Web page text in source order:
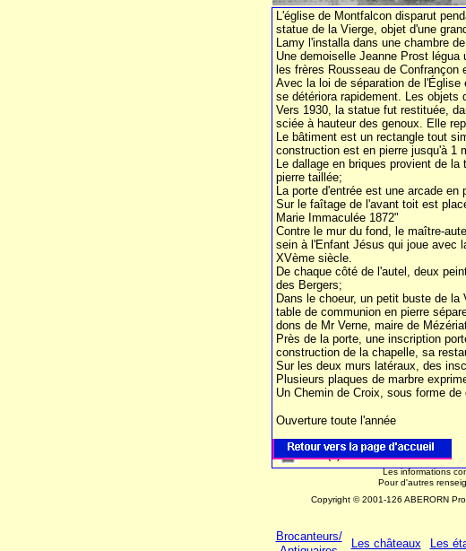
L'église de Montfalcon disparut
statue de la Vierge, objet d'une
Lamy l'installa dans une chambre
Une demoiselle Jeanne Prost
les frères Rousseau de
Avec la loi de séparation de
se détériora rapidement. Les
Vers 1930, la statue fut restituée,
sciée à hauteur des genoux. Elle
Le bâtiment est un rectangle tout
construction est en pierre jusqu'à 1
Le dallage en briques provient de
pierre taillée;
La porte d'entrée est une arcade
Sur le faîtage de l'avant toit est
Marie Immaculée 1872"
Contre le mur du fond, le maître-
sein à l'Enfant Jésus qui joue avec
XVème siècle.
De chaque côté de l'autel, deux
des Bergers;
Dans le choeur, un petit buste de
table de communion en pierre
dons de Mr Verne, maire de
Près de la porte, une inscription
construction de la chapelle, sa
Sur les deux murs latéraux, des
Plusieurs plaques de marbre
Un Chemin de Croix, sous forme
Ouverture toute l'année
: 33 (0)4 74 30 28 78
Les informations
Pour d'autres
Copyright © 2001-126 ABERORN
Brocanteurs/
Les châteaux Les